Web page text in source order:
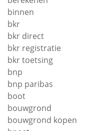
binnen
bkr
bkr direct
bkr registratie
bkr toetsing
bnp
bnp paribas
boot
bouwgrond
bouwgrond kopen